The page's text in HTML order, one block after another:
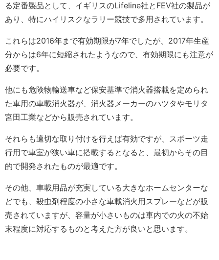
る定番製品として、イギリスのLifeline社とFEV社の製品が
あり、特にハイリスクなラリー競技で多用されています。
これらは2016年まで有効期限が7年でしたが、2017年生産
分からは6年に短縮されたようなので、有効期限にも注意が
必要です。
他にも危険物輸送車など保安基準で消火器搭載を定められ
た車用の車載消火器が、消火器メーカーのハツタやモリタ
宮田工業などから販売されています。
それらも適切な取り付けを行えば有効ですが、スポーツ走
行用で車室が狭い車に搭載するとなると、最初からその目
的で開発されたものが最適です。
その他、車載用品が充実している大きなホームセンターな
どでも、殺虫剤程度の小さな車載消火用スプレーなどが販
売されていますが、容量が小さいものは車内での火の不始
末程度に対応するものと考えた方が良いと思います。